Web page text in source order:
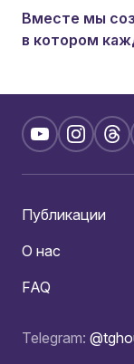
Вместе мы
в котором
Telegram:
Публикации
О нас
FAQ